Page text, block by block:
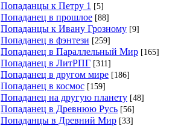
Попаданцы к Петру 1 [5]
Попаданец в прошлое [88]
Попаданцы к Ивану Грозному [9]
Попаданец в фэнтези [259]
Попаданец в Параллельный Мир [165]
Попаданец в ЛитРПГ [311]
Попаданец в другом мире [186]
Попаданец в космос [159]
Попаданец на другую планету [48]
Попаданец в Древнюю Русь [56]
Попаданцы в Древний Мир [33]